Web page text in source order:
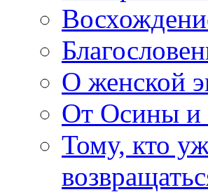
О женской
От Осины и
Тому, кто